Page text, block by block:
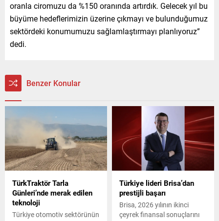
oranla ciromuzu da %150 oranında artırdık. Gelecek yıl bu
büyüme hedeflerimizin üzerine çıkmayı ve bulunduğumuz
sektördeki konumumuzu sağlamlaştırmayı planlıyoruz”
dedi.
Benzer Konular
TürkTraktör Tarla
Günleri’nde merak edilen
teknoloji
Türkiye otomotiv sektörünün
Türkiye lideri Brisa’dan
prestijli başarı
Brisa, 2026 yılının ikinci
çeyrek finansal sonuçlarını